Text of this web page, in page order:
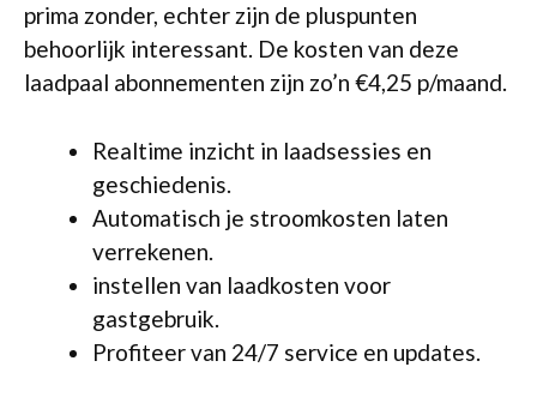
prima zonder, echter zijn de pluspunten
behoorlijk interessant. De kosten van deze
laadpaal abonnementen zijn zo’n €4,25 p/maand.
Realtime inzicht in laadsessies en
geschiedenis.
Automatisch je stroomkosten laten
verrekenen.
instellen van laadkosten voor
gastgebruik.
Profiteer van 24/7 service en updates.